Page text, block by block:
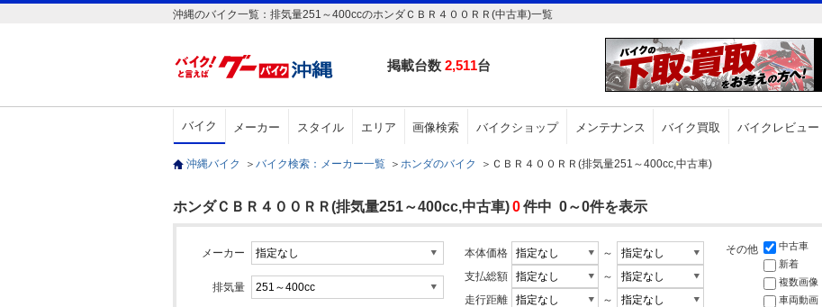
沖縄のバイク一覧：排気量251～400ccのホンダＣＢＲ４００ＲＲ(中古車)一覧
掲載台数 2,511台
バイク メーカー スタイル エリア 画像検索 バイクショップ メンテナンス バイク買取 バイクレビュー
沖縄バイク ＞ バイク検索：メーカー一覧 ＞ ホンダのバイク ＞ ＣＢＲ４００ＲＲ(排気量251～400cc,中古車)
ホンダＣＢＲ４００ＲＲ(排気量251～400cc,中古車)0件中 0～0件を表示
メーカー
排気量
本体価格
～
支払総額
～
走行距離
～
その他 中古車
新着
複数画像
車両動画